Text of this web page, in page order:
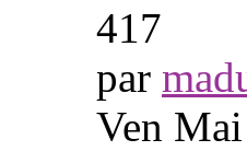
417
par
Ven